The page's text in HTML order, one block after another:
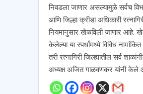
निवडला जाणार असल्यामुळे सर्वच
आणि जिल्हा क्रीडा अधिकारी
नियमानुसार खेळविली जाणार आहे.
केलेल्या या स्पर्धांमध्ये विविध
तरी रत्नागिरी जिल्ह्यातील सर्व
अध्यक्ष अजित गाळवणकर यांनी केले